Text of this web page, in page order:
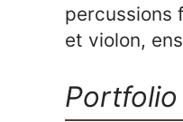
percussions
et violon,
Portfolio